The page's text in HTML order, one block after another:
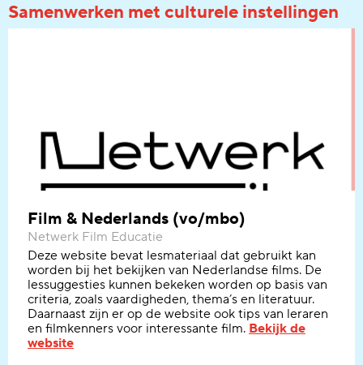
Samenwerken met culturele instellingen
Film & Nederlands (vo/mbo)
Netwerk Film Educatie
Deze website bevat lesmateriaal dat gebruikt kan
worden bij het bekijken van Nederlandse films. De
lessuggesties kunnen bekeken worden op basis van
criteria, zoals vaardigheden, thema’s en literatuur.
Daarnaast zijn er op de website ook tips van leraren
en filmkenners voor interessante film. Bekijk de
website